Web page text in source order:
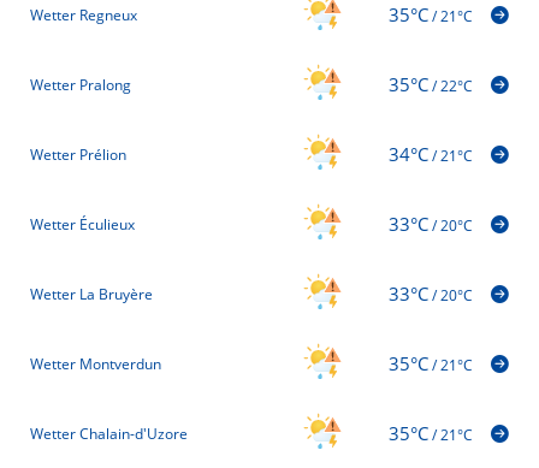
Wetter Regneux 35°C/21°C
Wetter Pralong 35°C/22°C
Wetter Prélion 34°C/21°C
Wetter Éculieux 33°C/20°C
Wetter La Bruyère 33°C/20°C
Wetter Montverdun 35°C/21°C
Wetter Chalain-d'Uzore 35°C/21°C